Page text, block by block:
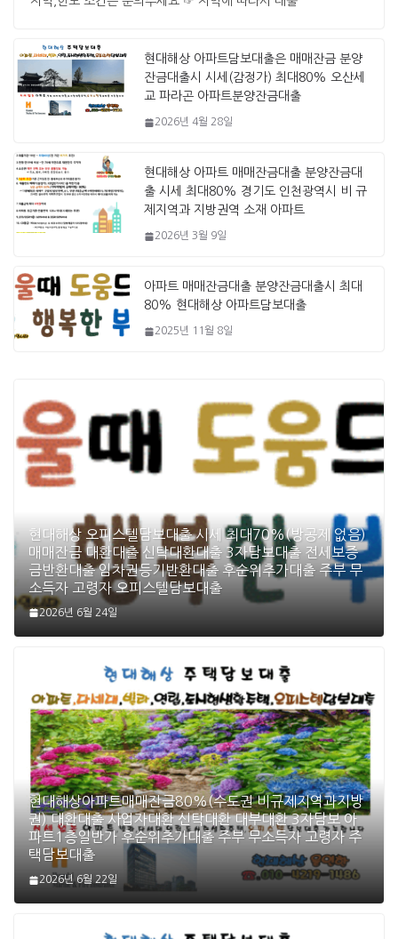
현대해상 아파트담보대출은 매매잔금 분양
잔금대출시 시세(감정가) 최대80% 오산세
교 파라곤 아파트분양잔금대출
2026년 4월 28일
현대해상 아파트 매매잔금대출 분양잔금대
출 시세 최대80% 경기도 인천광역시 비 규
제지역과 지방권역 소재 아파트
2026년 3월 9일
아파트 매매잔금대출 분양잔금대출시 최대
80% 현대해상 아파트담보대출
2025년 11월 8일
현대해상 오피스텔담보대출 시세 최대70%(방공제 없음)
매매잔금 대환대출 신탁대환대출 3자담보대출 전세보증
금반환대출 임차권등기반환대출 후순위추가대출 주부 무
소득자 고령자 오피스텔담보대출
2026년 6월 24일
현대해상아파트매매잔금80%(수도권 비규제지역과지방
권) 대환대출 사업자대환 신탁대환 대부대환 3자담보 아
파트1층일반가 후순위추가대출 주부 무소득자 고령자 주
택담보대출
2026년 6월 22일